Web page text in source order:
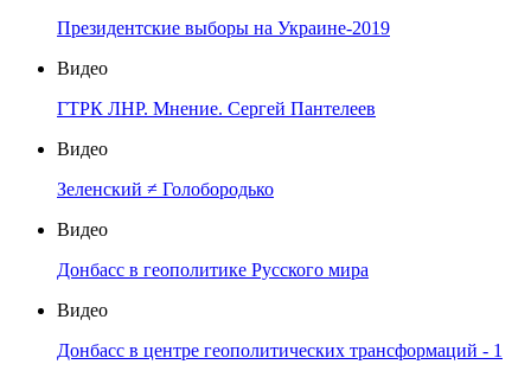
Президентские выборы на Украине-2019
Видео
ГТРК ЛНР. Мнение. Сергей Пантелеев
Видео
Зеленский ≠ Голобородько
Видео
Донбасс в геополитике Русского мира
Видео
Донбасс в центре геополитических трансформаций - 1